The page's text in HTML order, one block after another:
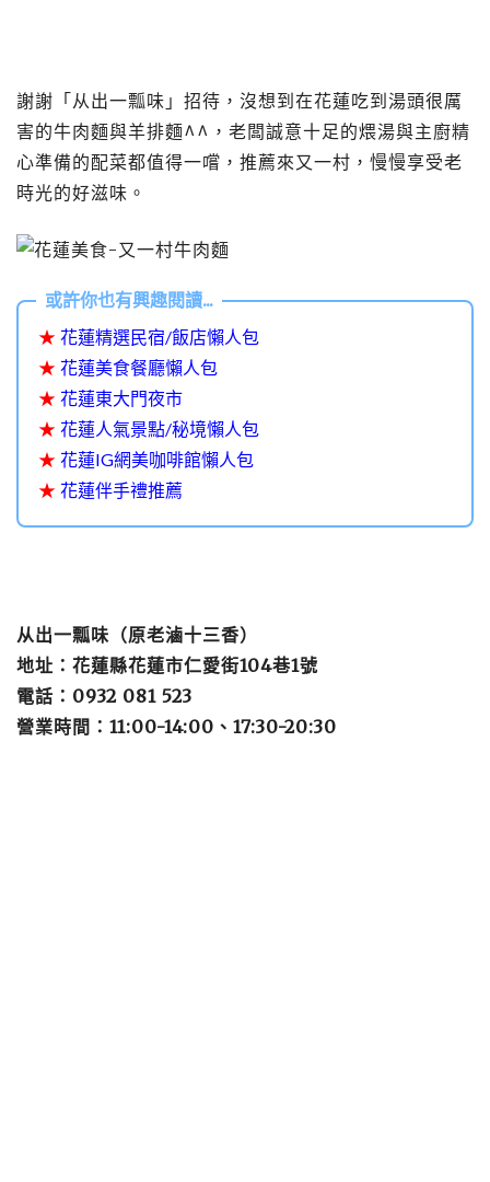
謝謝「从出一瓢味」招待，沒想到在花蓮吃到湯頭很厲
害的牛肉麵與羊排麵^^，老闆誠意十足的煨湯與主廚精
心準備的配菜都值得一嚐，推薦來又一村，慢慢享受老
時光的好滋味。
★ 花蓮精選民宿/飯店懶人包
★ 花蓮美食餐廳懶人包
★ 花蓮東大門夜市
★ 花蓮人氣景點/秘境懶人包
★ 花蓮IG網美咖啡館懶人包
★ 花蓮伴手禮推薦
从出一瓢味（原老滷十三香）
地址：花蓮縣花蓮市仁愛街104巷1號
電話：0932 081 523
營業時間：11:00-14:00、17:30-20:30